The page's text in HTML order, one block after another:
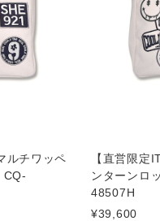
ルチワッペ
CQ-
【直営限
ンターンロ
48507H
¥39,600